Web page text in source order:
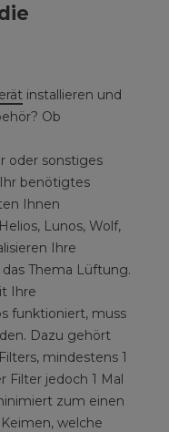
installieren und
Ob
oder sonstiges
benötigtes
Ihnen
Lunos, Wolf,
Ihre
Thema Lüftung.
Ihre
funktioniert, muss
Dazu gehört
mindestens 1
Filter jedoch 1 Mal
zum einen
welche